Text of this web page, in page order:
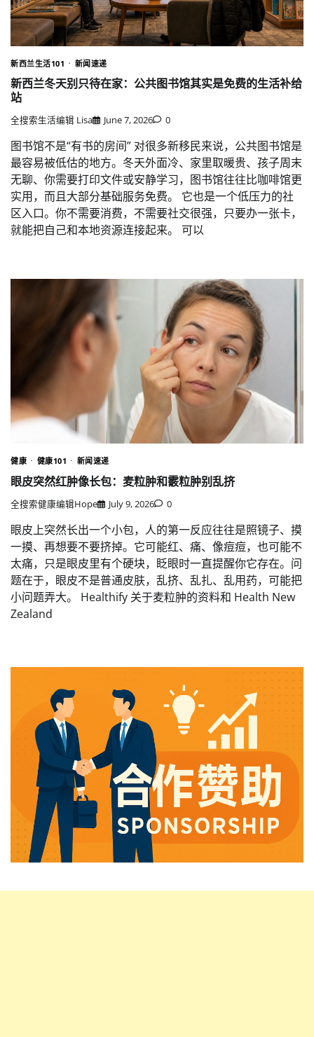
新西兰生活101 新闻速递
新西兰冬天别只待在家：公共图书馆其实是免费的生活补给
站
全搜索生活编辑 Lisa June 7, 2026 0
图书馆不是“有书的房间” 对很多新移民来说，公共图书馆是
最容易被低估的地方。冬天外面冷、家里取暖贵、孩子周末
无聊、你需要打印文件或安静学习，图书馆往往比咖啡馆更
实用，而且大部分基础服务免费。 它也是一个低压力的社
区入口。你不需要消费，不需要社交很强，只要办一张卡，
就能把自己和本地资源连接起来。 可以
健康 健康101 新闻速递
眼皮突然红肿像长包：麦粒肿和霰粒肿别乱挤
全搜索健康编辑Hope July 9, 2026 0
眼皮上突然长出一个小包，人的第一反应往往是照镜子、摸
一摸、再想要不要挤掉。它可能红、痛、像痘痘，也可能不
太痛，只是眼皮里有个硬块，眨眼时一直提醒你它存在。问
题在于，眼皮不是普通皮肤，乱挤、乱扎、乱用药，可能把
小问题弄大。 Healthify 关于麦粒肿的资料和 Health New
Zealand